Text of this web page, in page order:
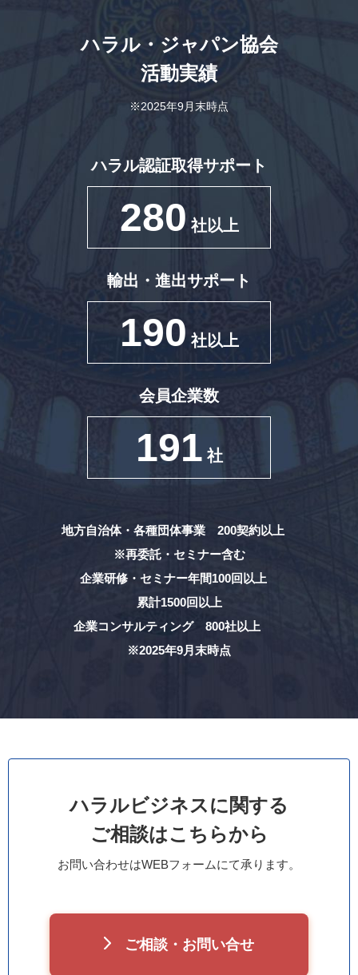
ハラル・ジャパン協会
活動実績
※2025年9月末時点
ハラル認証取得サポート
280 社以上
輸出・進出サポート
190 社以上
会員企業数
191 社
地方自治体・各種団体事業 200契約以上
※再委託・セミナー含む
企業研修・セミナー年間100回以上
累計1500回以上
企業コンサルティング 800社以上
※2025年9月末時点
ハラルビジネスに関する
ご相談はこちらから
お問い合わせはWEBフォームにて承ります。
ご相談・お問い合せ